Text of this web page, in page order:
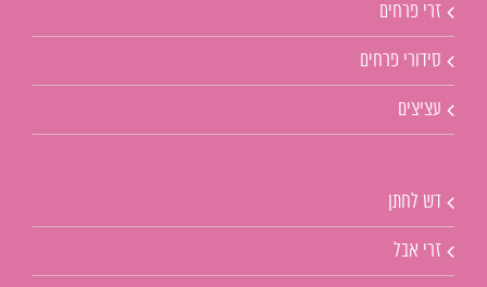
זרי פרחים
סידורי פרחים
עציצים
דש לחתן
זרי אבל